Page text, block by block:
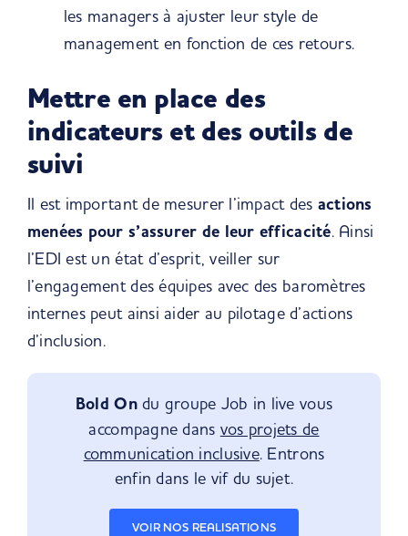
les managers à ajuster leur style de
management en fonction de ces retours.
Mettre en place des
indicateurs et des outils de
suivi
Il est important de mesurer l’impact des actions
menées pour s’assurer de leur efficacité. Ainsi
l’EDI est un état d’esprit, veiller sur
l’engagement des équipes avec des baromètres
internes peut ainsi aider au pilotage d’actions
d’inclusion.
Bold Ondu groupe Job in live vous
accompagne dans vos projets de
communication inclusive. Entrons
enfin dans le vif du sujet.
VOIR NOS REALISATIONS